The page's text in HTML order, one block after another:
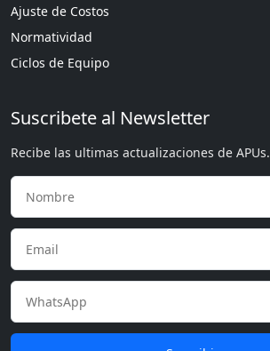
Ajuste de Costos
Normatividad
Ciclos de Equipo
Suscribete al Newsletter
Recibe las ultimas actualizaciones de APUs.